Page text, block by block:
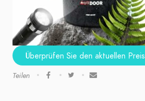
Überprüfen Sie den aktuellen Preis
Teilen